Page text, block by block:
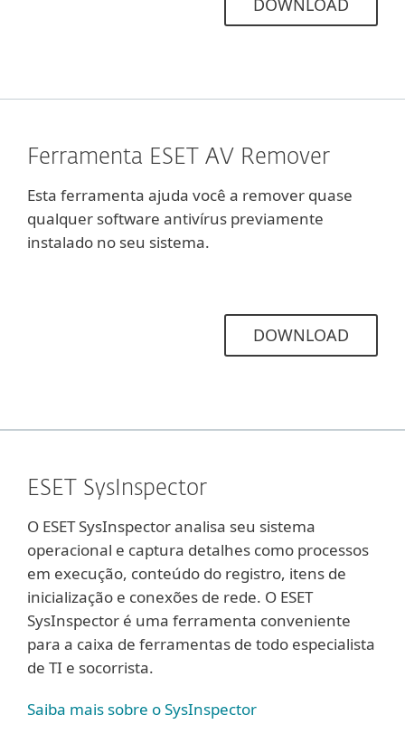
DOWNLOAD
Ferramenta ESET AV Remover
Esta ferramenta ajuda você a remover quase
qualquer software antivírus previamente
instalado no seu sistema.
DOWNLOAD
ESET SysInspector
O ESET SysInspector analisa seu sistema
operacional e captura detalhes como processos
em execução, conteúdo do registro, itens de
inicialização e conexões de rede. O ESET
SysInspector é uma ferramenta conveniente
para a caixa de ferramentas de todo especialista
de TI e socorrista.
Saiba mais sobre o SysInspector